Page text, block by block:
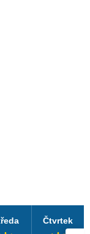
Čtvrtek